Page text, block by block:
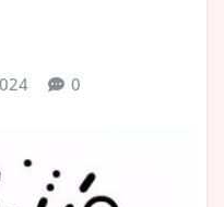
0